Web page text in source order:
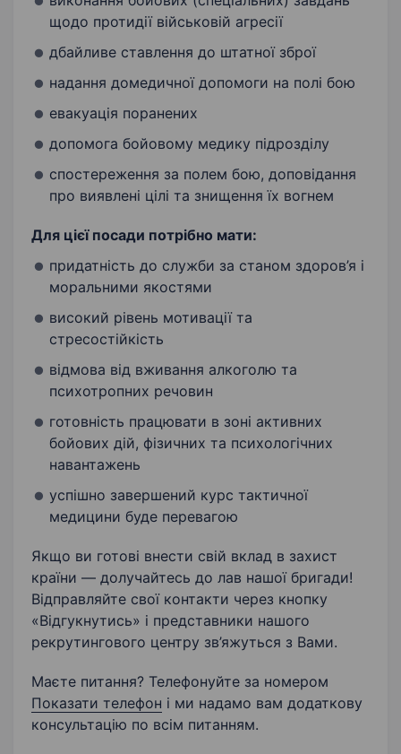
щодо протидії військовій агресії
дбайливе ставлення до штатної зброї
надання домедичної допомоги на полі бою
евакуація поранених
допомога бойовому медику підрозділу
спостереження за полем бою, доповідання
про виявлені цілі та знищення їх вогнем
Для цієї посади потрібно мати:
придатність до служби за станом здоров’я і
моральними якостями
високий рівень мотивації та
стресостійкість
відмова від вживання алкоголю та
психотропних речовин
готовність працювати в зоні активних
бойових дій, фізичних та психологічних
навантажень
успішно завершений курс тактичної
медицини буде перевагою
Якщо ви готові внести свій вклад в захист
країни — долучайтесь до лав нашої бригади!
Відправляйте свої контакти через кнопку
«Відгукнутись» і представники нашого
рекрутингового центру зв’яжуться з Вами.
Маєте питання? Телефонуйте за номером
Показати телефон і ми надамо вам додаткову
консультацію по всім питанням.